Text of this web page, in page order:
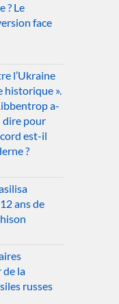
? Le
face
l’Ukraine
historique ».
a-
dire pour
est-il
?
ans de
la
russes